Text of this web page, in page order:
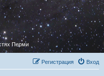
Перми
Вход
Регистрация